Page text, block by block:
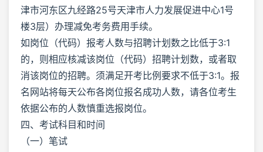
津市河东区九经路25号天津市人力发展促进中心1号
楼3层）办理减免考务费用手续。
如岗位（代码）报考人数与招聘计划数之比低于3:1
的，则相应核减该岗位（代码）招聘计划数，或者取
消该岗位的招聘。须满足开考比例要求不低于3:1。报
名网站将每天公布各岗位报名成功人数，请各位考生
依据公布的人数慎重选报岗位。
四、考试科目和时间
（一）笔试